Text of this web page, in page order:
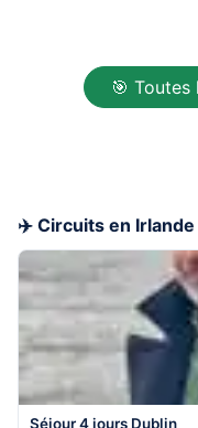
🎯
✈️ Circuits en Irlande
Séjour 4 jours Dublin